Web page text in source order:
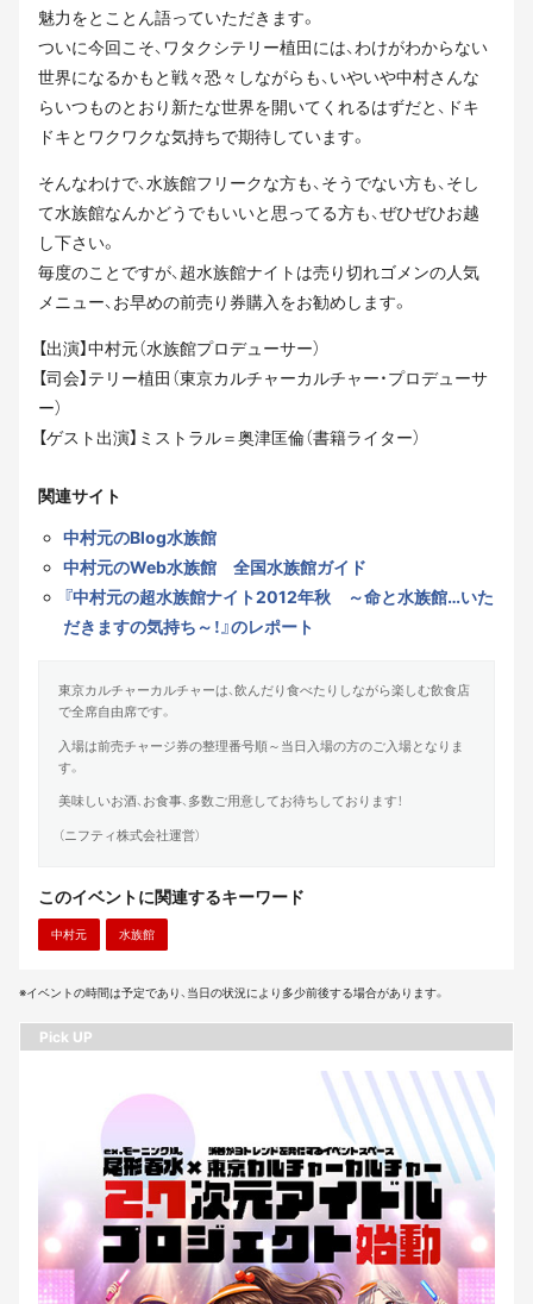
魅力をとことん語っていただきます。
ついに今回こそ、ワタクシテリー植田には、わけがわからない
世界になるかもと戦々恐々しながらも、いやいや中村さんな
らいつものとおり新たな世界を開いてくれるはずだと、ドキ
ドキとワクワクな気持ちで期待しています。
そんなわけで、水族館フリークな方も、そうでない方も、そし
て水族館なんかどうでもいいと思ってる方も、ぜひぜひお越
し下さい。
毎度のことですが、超水族館ナイトは売り切れゴメンの人気
メニュー、お早めの前売り券購入をお勧めします。
【出演】中村元（水族館プロデューサー）
【司会】テリー植田（東京カルチャーカルチャー・プロデューサ
ー）
【ゲスト出演】ミストラル＝奥津匡倫（書籍ライター）
関連サイト
中村元のBlog水族館
中村元のWeb水族館 全国水族館ガイド
『中村元の超水族館ナイト2012年秋 ～命と水族館…いた
だきますの気持ち～！』のレポート
東京カルチャーカルチャーは、飲んだり食べたりしながら楽しむ飲食店
で全席自由席です。
入場は前売チャージ券の整理番号順～当日入場の方のご入場となりま
す。
美味しいお酒、お食事、多数ご用意してお待ちしております！
（ニフティ株式会社運営）
このイベントに関連するキーワード
中村元 水族館
※イベントの時間は予定であり、当日の状況により多少前後する場合があります。
Pick UP